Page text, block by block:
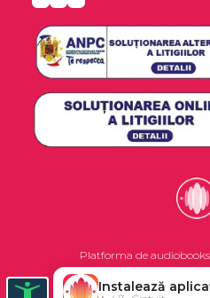
Platforma de
Instalează